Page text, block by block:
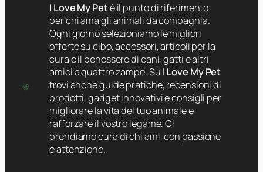
I Love My Petè il punto di riferimento
per chi ama gli animali da compagnia.
Ogni giorno selezioniamo le migliori
offerte su cibo, accessori, articoli per la
cura e il benessere di cani, gatti e altri
amici a quattro zampe. Su I Love My Pet
trovi anche guide pratiche, recensioni di
prodotti, gadget innovativi e consigli per
migliorare la vita del tuo animale e
rafforzare il vostro legame. Ci
prendiamo cura di chi ami, con passione
e attenzione.